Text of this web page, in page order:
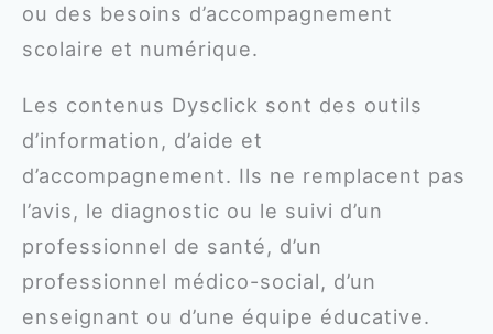
ou des besoins d’accompagnement
scolaire et numérique.
Les contenus Dysclick sont des outils
d’information, d’aide et
d’accompagnement. Ils ne remplacent pas
l’avis, le diagnostic ou le suivi d’un
professionnel de santé, d’un
professionnel médico-social, d’un
enseignant ou d’une équipe éducative.